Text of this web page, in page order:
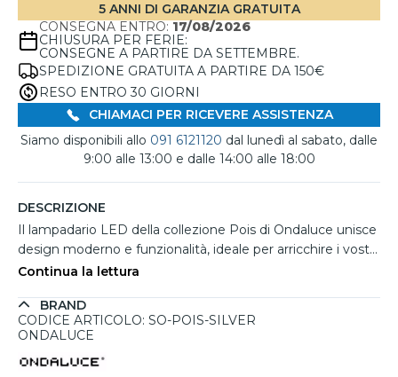
5 ANNI DI GARANZIA GRATUITA
CONSEGNA ENTRO: 17/08/2026
CHIUSURA PER FERIE:
CONSEGNE A PARTIRE DA SETTEMBRE.
SPEDIZIONE GRATUITA A PARTIRE DA 150€
RESO ENTRO 30 GIORNI
CHIAMACI PER RICEVERE ASSISTENZA
Siamo disponibili allo 091 6121120 dal lunedì al sabato, dalle
9:00 alle 13:00 e dalle 14:00 alle 18:00
DESCRIZIONE
Il lampadario LED della collezione Pois di Ondaluce unisce
design moderno e funzionalità, ideale per arricchire i vostri
ambienti. Realizzato in metallo e disponibile in finiture oro
cerchi di diverse dimensioni, uniti in una configurazione
dinamica e scenografica. Con una potenza LED integrata
avvolgente e uniforme. Tra i lampadari moderni da salone,
Continua la lettura
BRAND
CODICE ARTICOLO: SO-POIS-SILVER
ONDALUCE